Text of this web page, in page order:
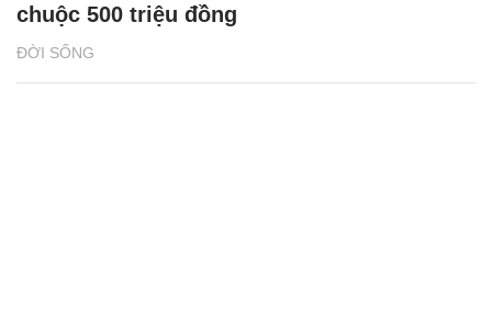
ĐỜI SỐNG
chuộc 500 triệu đồng